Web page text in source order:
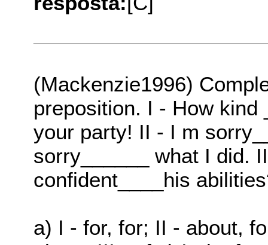
(Mackenzie1996)
preposition. I - How kind
your party! II - I m
sorry______ what I did.
confident____his
a) I - for, for; II - about,